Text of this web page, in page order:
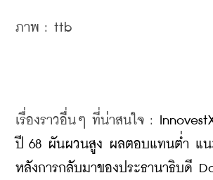
ภาพ : ttb
เรื่องราวอื่นๆ ที่น่าสนใจ :
ปี 68 ผันผวนสูง ผลตอบแทนต่ำ แน
หลังการกลับมาของประธานาธิบดี